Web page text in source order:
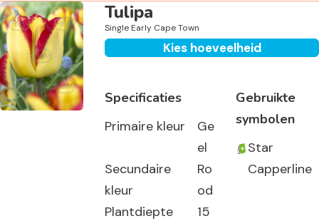
Tulipa
Single Early Cape Town
Kies hoeveelheid
Specificaties
Primaire kleur
Ge
el
Secundaire
kleur
Ro
od
Plantdiepte
15
Gebruikte
symbolen
Star
Capperline